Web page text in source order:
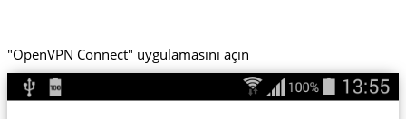
"OpenVPN Connect" uygulamasını açın